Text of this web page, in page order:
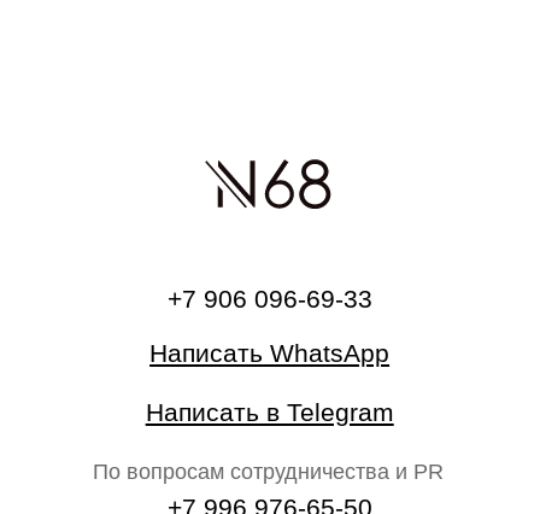
Каталог О бренде
Блог N68 Партнёрам